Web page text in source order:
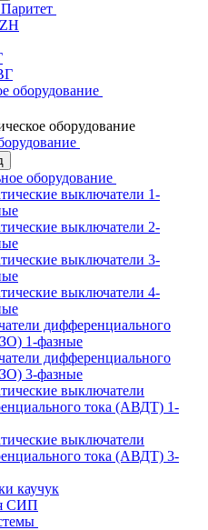
оборудование
оборудование
оборудование
выключатели 1-
выключатели 2-
выключатели 3-
выключатели 4-
дифференциального
1-фазные
дифференциального
3-фазные
выключатели
тока (АВДТ) 1-
выключатели
тока (АВДТ) 3-
каучук
СИП